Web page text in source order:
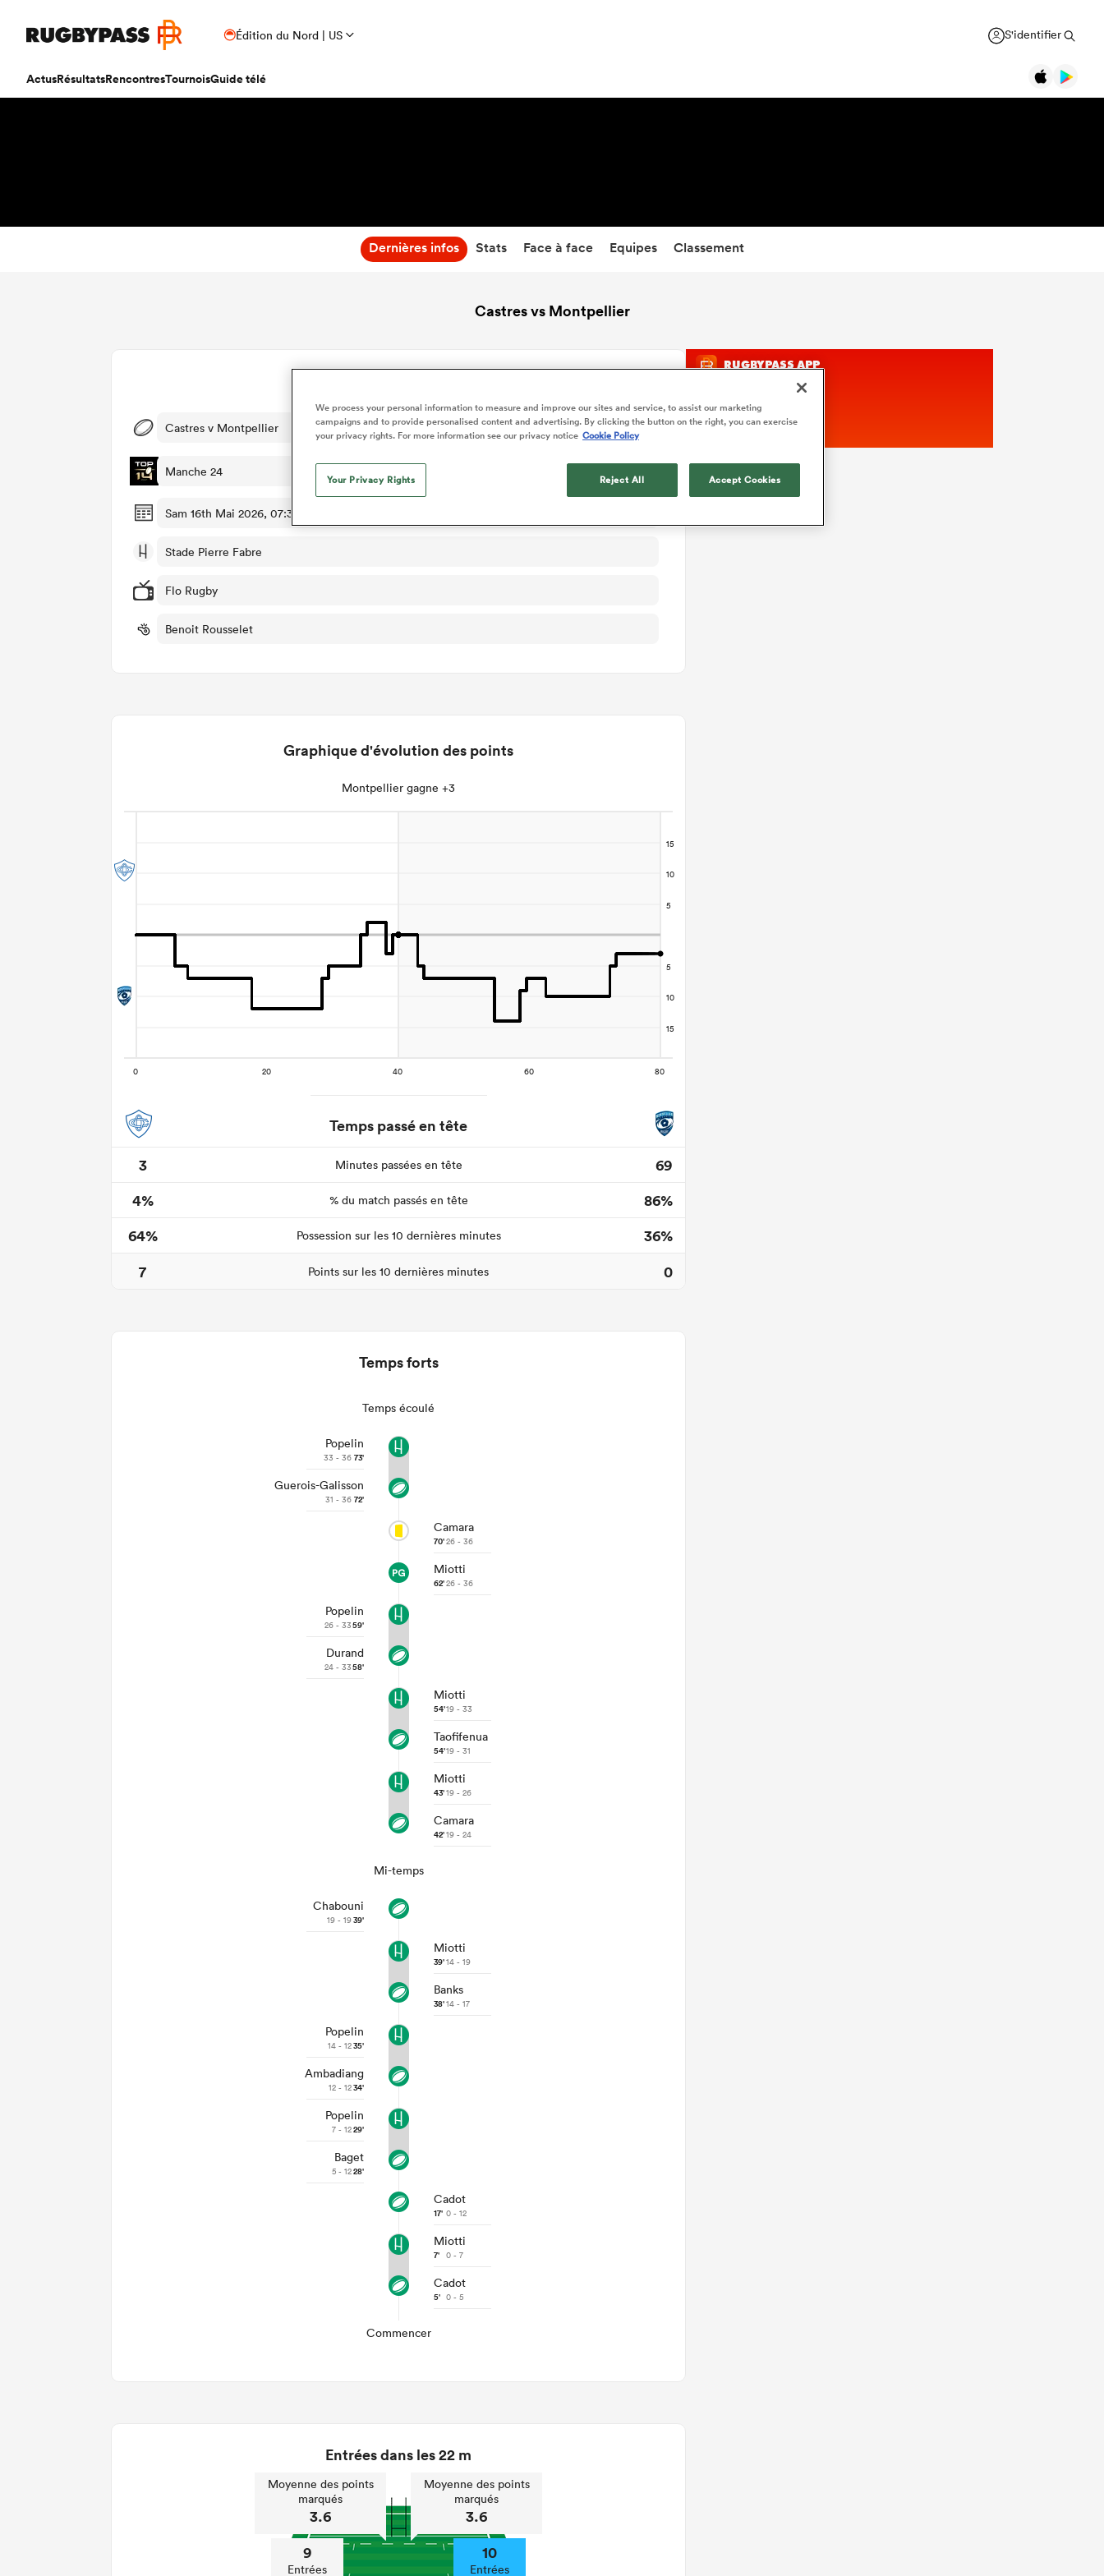
Édition du Nord | US S'identifier
ActusRésultatsRencontresTournoisGuide télé
Dernières infos Stats Face à face Equipes Classement
Castres vs Montpellier
Castres v Montpellier
Manche 24
Sam 16th Mai 2026, 07:35am PDT
Stade Pierre Fabre
Flo Rugby
Benoit Rousselet
Graphique d'évolution des points
Montpellier gagne +3
Temps passé en tête
3
Minutes passées en tête
69
4%
% du match passés en tête
86%
64%
Possession sur les 10 dernières minutes
36%
7
Points sur les 10 dernières minutes 0
Temps forts
Temps écoulé
Popelin
33 - 36 73'
Guerois-Galisson
31 - 36 72'
Camara
70'26 - 36
Miotti
62'26 - 36
Popelin
26 - 3359'
Durand
24 - 3358'
Miotti
54'19 - 33
Taofifenua
54'19 - 31
Miotti
43'19 - 26
Camara
42'19 - 24
Mi-temps
Chabouni
19 - 1939'
Miotti
39'14 - 19
Banks
38'14 - 17
Popelin
14 - 1235'
Ambadiang
12 - 1234'
Popelin
7 - 1229'
Baget
5 - 1228'
Cadot
17' 0 - 12
Miotti
7' 0 - 7
Cadot
5' 0 - 5
Commencer
Entrées dans les 22 m
Moyenne des points
marqués
3.6
9
Entrées
Moyenne des points
marqués
3.6
10
Entrées
We process your personal information to measure and improve our sites and service, to assist our marketing
campaigns and to provide personalised content and advertising. By clicking the button on the right, you can exercise
your privacy rights. For more information see our privacy notice Cookie Policy
Your Privacy Rights Reject All Accept Cookies